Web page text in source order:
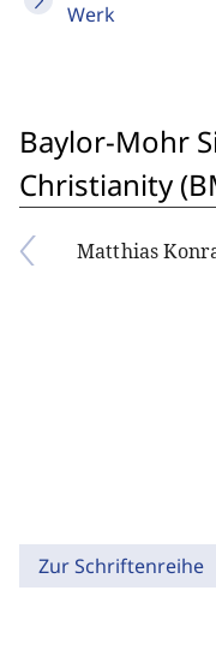
Werk
Baylor-Mohr
Christianity
Matthias
Zur Schriftenreihe